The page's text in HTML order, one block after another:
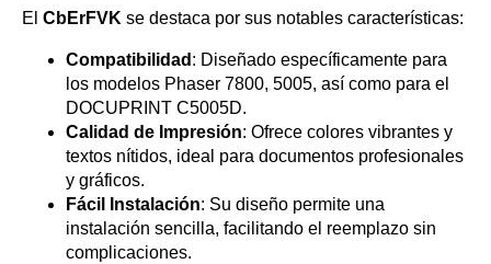
El CbErFVK se destaca por sus notables características:
Compatibilidad : Diseñado específicamente para
los modelos Phaser 7800, 5005, así como para el
DOCUPRINT C5005D.
Calidad de Impresión: Ofrece colores vibrantes y
textos nítidos, ideal para documentos profesionales
y gráficos.
Fácil Instalación: Su diseño permite una
instalación sencilla, facilitando el reemplazo sin
complicaciones.